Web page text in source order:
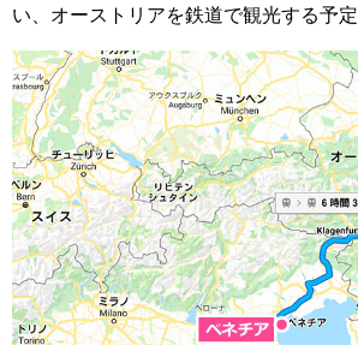
い、オーストリアを鉄道で観光する予定